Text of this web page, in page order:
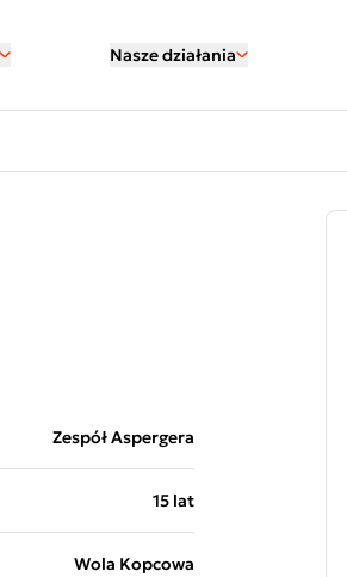
Nasze działania
Zespół Aspergera
15 lat
Wola Kopcowa